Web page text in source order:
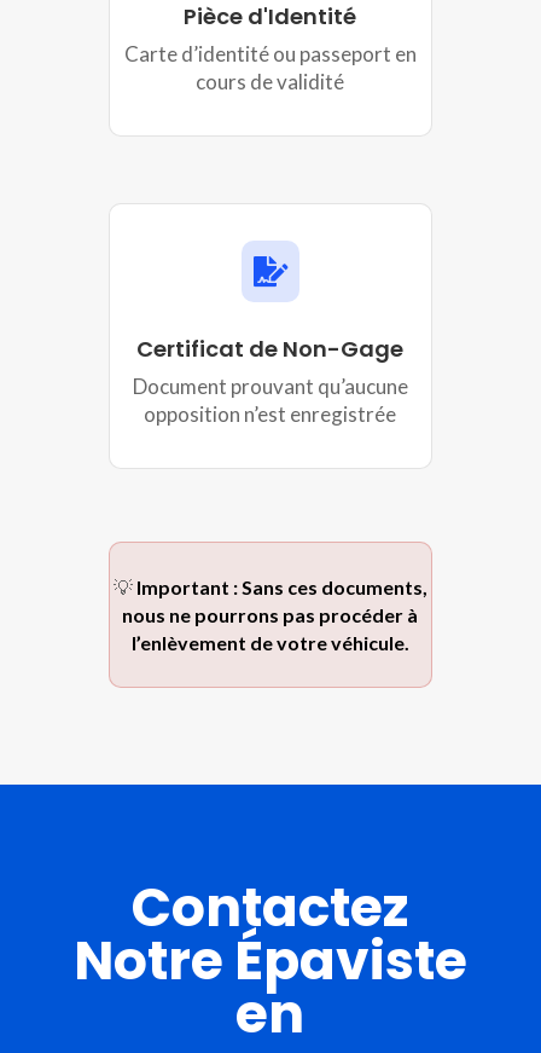
Pièce d'Identité
Carte d’identité ou passeport en
cours de validité

Certificat de Non-Gage
Document prouvant qu’aucune
opposition n’est enregistrée
💡 Important : Sans ces documents,
nous ne pourrons pas procéder à
l’enlèvement de votre véhicule.
Contactez
Notre Épaviste
en